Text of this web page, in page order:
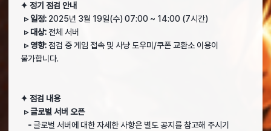
✦ 정기 점검 안내
▹ 일정: 2025년 3월 19일(수) 07:00 ~ 14:00 (7시간)
▹ 대상:전체 서버
▹ 영향:점검 중 게임 접속 및 사냥 도우미/쿠폰 교환소 이용이
불가합니다.
✦ 점검 내용
▹ 글로벌 서버 오픈
-글로벌 서버에 대한 자세한 사항은 별도 공지를 참고해 주시기